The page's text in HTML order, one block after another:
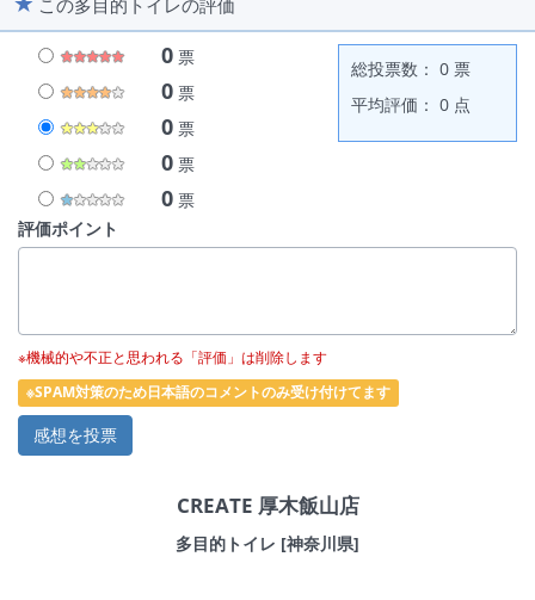
この多目的トイレの評価
0 票
0 票
0 票
0 票
0 票
総投票数： 0 票
平均評価： 0 点
評価ポイント
※機械的や不正と思われる「評価」は削除します
※SPAM対策のため日本語のコメントのみ受け付けてます
CREATE 厚木飯山店
多目的トイレ [神奈川県]